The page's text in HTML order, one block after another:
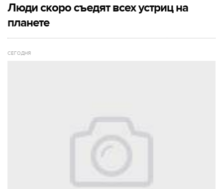
Люди скоро съедят всех устриц на
планете
СЕГОДНЯ